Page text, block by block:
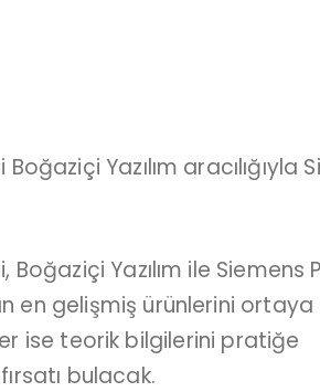
Yazılım aracılığıyla
Yazılım ile Siemens
en gelişmiş ürünlerini ortaya
ise teorik bilgilerini pratiğe
bulacak.